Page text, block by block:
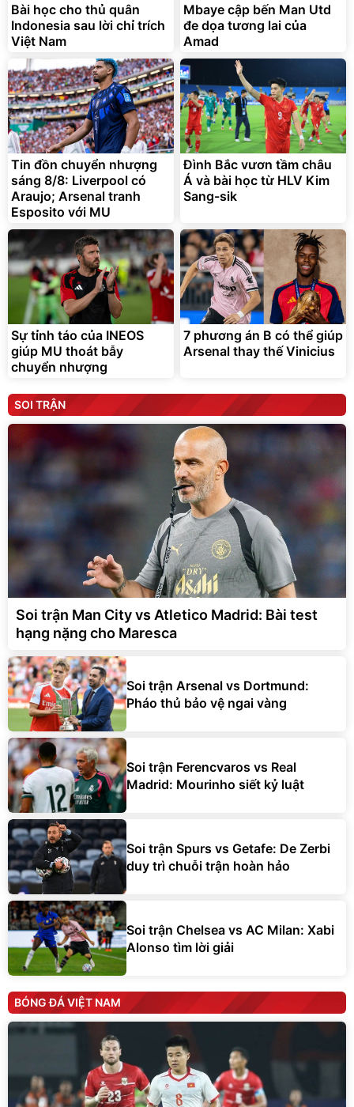
Bài học cho thủ quân
Indonesia sau lời chỉ trích
Việt Nam
Mbaye cập bến Man Utd
đe dọa tương lai của
Amad
Tin đồn chuyển nhượng
sáng 8/8: Liverpool có
Araujo; Arsenal tranh
Esposito với MU
Đình Bắc vươn tầm châu
Á và bài học từ HLV Kim
Sang-sik
Sự tỉnh táo của INEOS
giúp MU thoát bẫy
chuyển nhượng
7 phương án B có thể giúp
Arsenal thay thế Vinicius
SOI TRẬN
Soi trận Man City vs Atletico Madrid: Bài test
hạng nặng cho Maresca
Soi trận Arsenal vs Dortmund:
Pháo thủ bảo vệ ngai vàng
Soi trận Ferencvaros vs Real
Madrid: Mourinho siết kỷ luật
Soi trận Spurs vs Getafe: De Zerbi
duy trì chuỗi trận hoàn hảo
Soi trận Chelsea vs AC Milan: Xabi
Alonso tìm lời giải
BÓNG ĐÁ VIỆT NAM